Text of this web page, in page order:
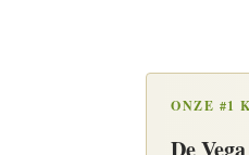
ONZE #1